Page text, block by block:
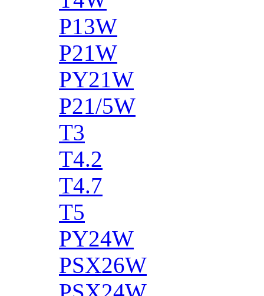
P13W
P21W
PY21W
P21/5W
T3
T4.2
T4.7
T5
PY24W
PSX26W